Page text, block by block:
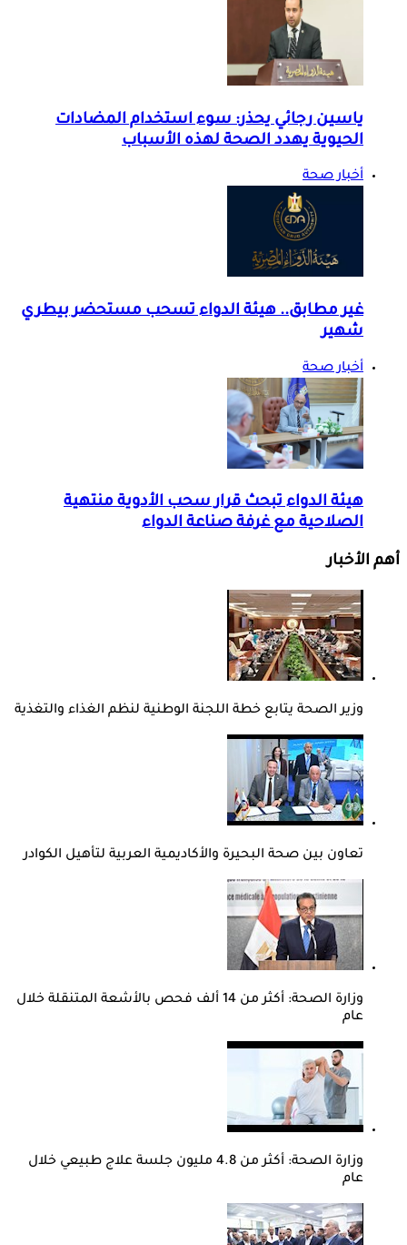
ياسين رجائي يحذر: سوء استخدام المضادات
الحيوية يهدد الصحة لهذه الأسباب
أخبار صحة
غير مطابق.. هيئة الدواء تسحب مستحضر بيطري
شهير
أخبار صحة
هيئة الدواء تبحث قرار سحب الأدوية منتهية
الصلاحية مع غرفة صناعة الدواء
أهم الأخبار
وزير الصحة يتابع خطة اللجنة الوطنية لنظم الغذاء والتغذية
تعاون بين صحة البحيرة والأكاديمية العربية لتأهيل الكوادر
وزارة الصحة: أكثر من 14 ألف فحص بالأشعة المتنقلة خلال
عام
وزارة الصحة: أكثر من 4.8 مليون جلسة علاج طبيعي خلال
عام